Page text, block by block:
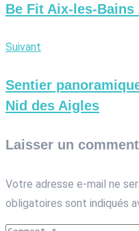
Be Fit Aix-les-Bains
Suivant
Sentier
Nid des Aigles
Laisser un
Votre adresse e-mail ne
obligatoires sont indiqués